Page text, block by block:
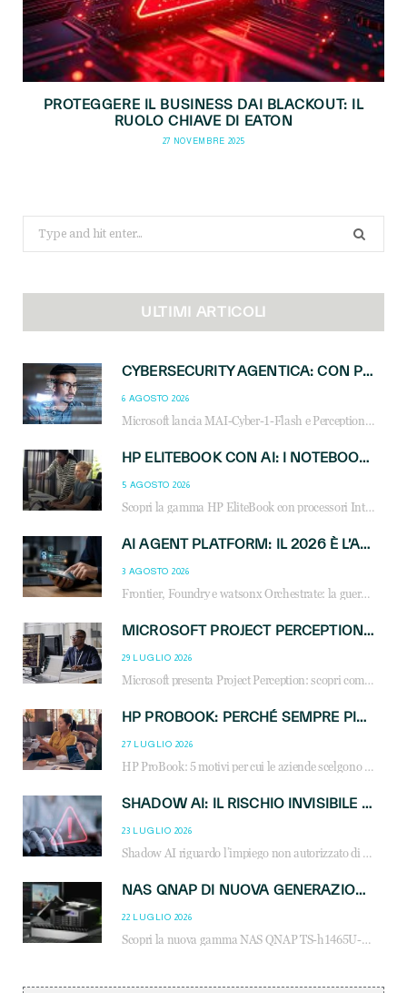
PROTEGGERE IL BUSINESS DAI BLACKOUT: IL
RUOLO CHIAVE DI EATON
27 NOVEMBRE 2025
Search
for:
ULTIMI ARTICOLI
CYBERSECURITY AGENTICA: CON PERCEPTION E MAI-CYBER-1-FLASH MICROSOFT APRE NUOVI SERVIZI PER IL CANALE
6 AGOSTO 2026
Microsoft lancia MAI-Cyber-1-Flash e Perception: cybersecurity agentica in preview dal 3 novembre. Cosa cambia per MSP, system integrator e reseller.
HP ELITEBOOK CON AI: I NOTEBOOK BUSINESS INTELLIGENTI CHE TRASFORMANO PRODUTTIVITÀ, SICUREZZA E LAVORO IBRIDO
5 AGOSTO 2026
Scopri la gamma HP EliteBook con processori Intel® Core™ Ultra e AMD Ryzen™ AI. Notebook business progettati per aumentare la produttività, migliorare la collaborazione e garantire sicurezza avanzata in ufficio e in mobilità.
AI AGENT PLATFORM: IL 2026 È L’ANNO DEL «SISTEMA OPERATIVO» PER GLI AGENTI AZIENDALI
3 AGOSTO 2026
Frontier, Foundry e watsonx Orchestrate: la guerra delle piattaforme AI agent ridisegna il mercato IT. Cosa cambia per reseller, MSP e system integrator.
MICROSOFT PROJECT PERCEPTION: COME GLI AGENTI AI CAMBIERANNO SOC, CYBERSECURITY E SERVIZI MSP
29 LUGLIO 2026
Microsoft presenta Project Perception: scopri come gli agenti AI possono trasformare cybersecurity, SOC e servizi gestiti degli MSP.
HP PROBOOK: PERCHÉ SEMPRE PIÙ AZIENDE SCELGONO NOTEBOOK PROGETTATI PER IL LAVORO MODERNO
27 LUGLIO 2026
HP ProBook: 5 motivi per cui le aziende scelgono i notebook business HP per migliorare produttività, sicurezza e gestione dell’AI.
SHADOW AI: IL RISCHIO INVISIBILE CHE LE AZIENDE POSSONO GOVERNARE
23 LUGLIO 2026
Shadow AI riguardo l’impiego non autorizzato di sistemi AI all’interno dell’azienda. E’ una pratica che si diffonde a partire dai dipendenti fino ai dirigenti e mette a repentaglio la cybersecurity, con costi più elevati per le organizzazioni. Due recenti report illustrano il fenomeno e forniscono dati in merito
NAS QNAP DI NUOVA GENERAZIONE: PIÙ PRESTAZIONI, SCALABILITÀ E PROTEZIONE DEI DATI PER LE INFRASTRUTTURE IT MODERNE
22 LUGLIO 2026
Scopri la nuova gamma NAS QNAP TS-h1465U-RP, TS-h1065eU e TS-h665U: storage aziendale con ZFS, DDR5, E1.S NVMe e connettività 2.5GbE per backup, virtualizzazione e cybersecurity.